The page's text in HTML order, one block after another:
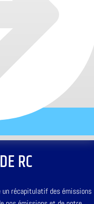
RC
récapitulatif des émissions